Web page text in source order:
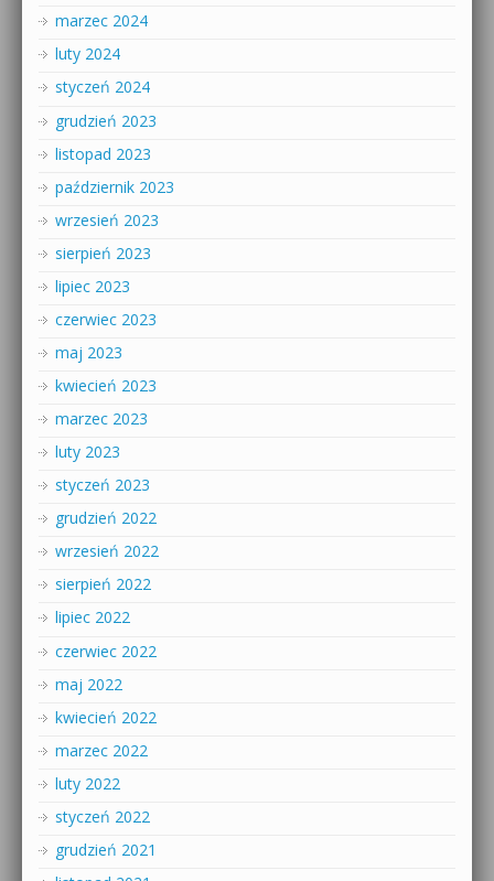
marzec 2024
luty 2024
styczeń 2024
grudzień 2023
listopad 2023
październik 2023
wrzesień 2023
sierpień 2023
lipiec 2023
czerwiec 2023
maj 2023
kwiecień 2023
marzec 2023
luty 2023
styczeń 2023
grudzień 2022
wrzesień 2022
sierpień 2022
lipiec 2022
czerwiec 2022
maj 2022
kwiecień 2022
marzec 2022
luty 2022
styczeń 2022
grudzień 2021